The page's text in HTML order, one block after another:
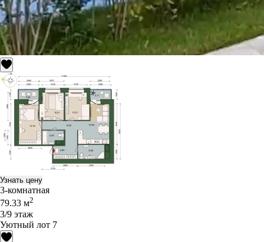
Узнать цену
3-комнатная
79.33 м2
3/9 этаж
Уютный лот 7